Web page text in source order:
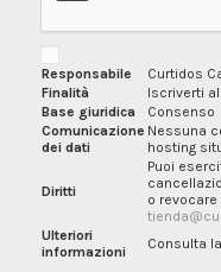
Responsabile
Curtidos
Finalità
Iscriverti
Base giuridica
Consenso
Comunicazione
dei dati
Nessuna
hosting
Diritti
Puoi
o
Ulteriori
informazioni
Consulta